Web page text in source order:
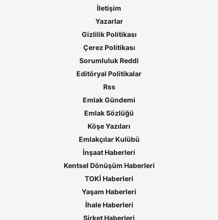
İletişim
Yazarlar
Gizlilik Politikası
Çerez Politikası
Sorumluluk Reddi
Editöryal Politikalar
Rss
Emlak Gündemi
Emlak Sözlüğü
Köşe Yazıları
Emlakçılar Kulübü
İnşaat Haberleri
Kentsel Dönüşüm Haberleri
TOKİ Haberleri
Yaşam Haberleri
İhale Haberleri
Şirket Haberleri